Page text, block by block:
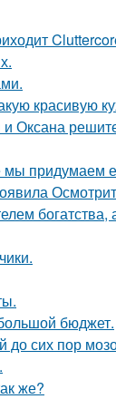
красивую
Оксана
мы придумаем
бюджет.
до сих пор
же?